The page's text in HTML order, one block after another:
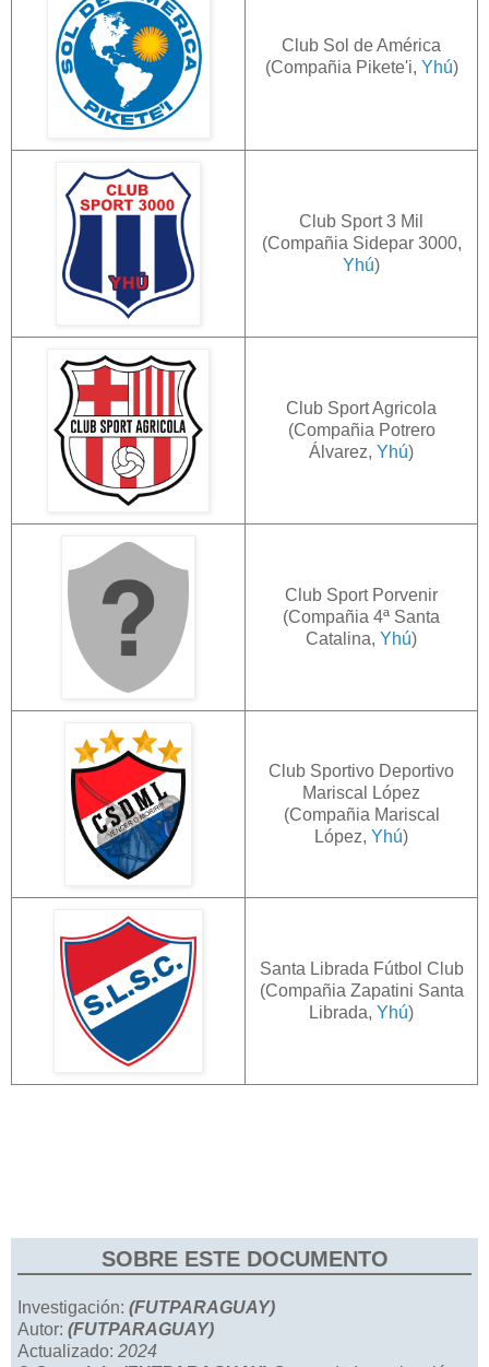
Club Sol de América
(Compañia Pikete'i, Yhú)
Club Sport 3 Mil
(Compañia Sidepar 3000,
Yhú)
Club Sport Agricola
(Compañia Potrero
Álvarez, Yhú)
Club Sport Porvenir
(Compañia 4ª Santa
Catalina, Yhú)
Club Sportivo Deportivo
Mariscal López
(Compañia Mariscal
López, Yhú)
Santa Librada Fútbol Club
(Compañia Zapatini Santa
Librada, Yhú)
SOBRE ESTE DOCUMENTO
Investigación: (FUTPARAGUAY)
Autor: (FUTPARAGUAY)
Actualizado: 2024